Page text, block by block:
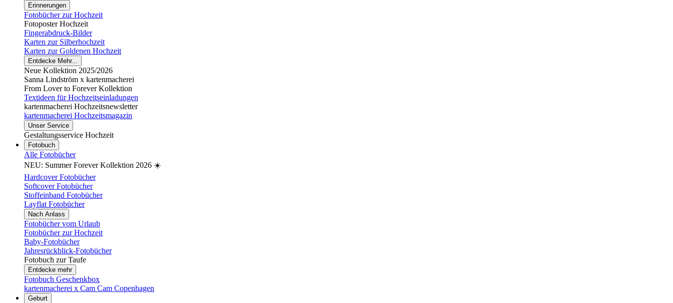
Erinnerungen
Fotobücher zur Hochzeit
Fotoposter Hochzeit
Fingerabdruck-Bilder
Karten zur Silberhochzeit
Karten zur Goldenen Hochzeit
Entdecke Mehr...
Neue Kollektion 2025/2026
Sanna Lindström x kartenmacherei
From Lover to Forever Kollektion
Textideen für Hochzeitseinladungen
kartenmacherei Hochzeitsnewsletter
kartenmacherei Hochzeitsmagazin
Unser Service
Gestaltungsservice Hochzeit
Fotobuch
Alle Fotobücher
NEU: Summer Forever Kollektion 2026 ☀️
Hardcover Fotobücher
Softcover Fotobücher
Stoffeinband Fotobücher
Layflat Fotobücher
Nach Anlass
Fotobücher vom Urlaub
Fotobücher zur Hochzeit
Baby-Fotobücher
Jahresrückblick-Fotobücher
Fotobuch zur Taufe
Entdecke mehr
Fotobuch Geschenkbox
kartenmacherei x Cam Cam Copenhagen
Geburt